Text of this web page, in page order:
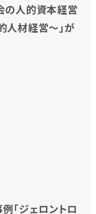
の人的資本経営
人材経営～」が
「ジェロントロ